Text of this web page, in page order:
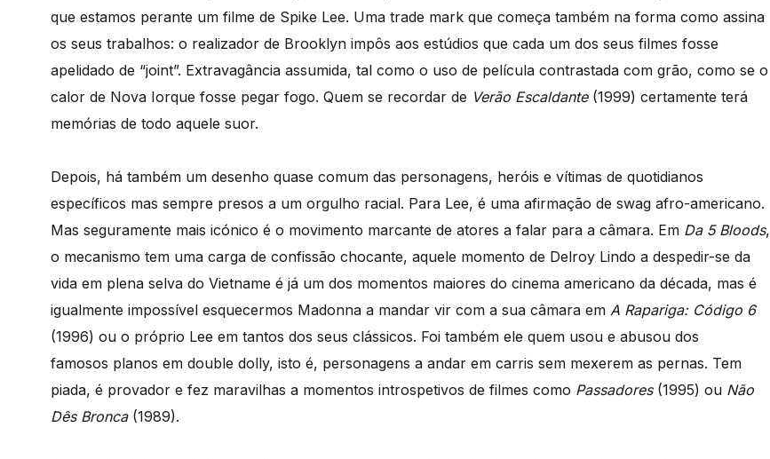
que estamos perante um filme de Spike Lee. Uma trade mark que começa também na forma como assina
os seus trabalhos: o realizador de Brooklyn impôs aos estúdios que cada um dos seus filmes fosse
apelidado de “joint”. Extravagância assumida, tal como o uso de película contrastada com grão, como se o
calor de Nova Iorque fosse pegar fogo. Quem se recordar de Verão Escaldante(1999) certamente terá
memórias de todo aquele suor.
Depois, há também um desenho quase comum das personagens, heróis e vítimas de quotidianos
específicos mas sempre presos a um orgulho racial. Para Lee, é uma afirmação de swag afro-americano.
Mas seguramente mais icónico é o movimento marcante de atores a falar para a câmara. Em Da 5 Bloods,
o mecanismo tem uma carga de confissão chocante, aquele momento de Delroy Lindo a despedir-se da
vida em plena selva do Vietname é já um dos momentos maiores do cinema americano da década, mas é
igualmente impossível esquecermos Madonna a mandar vir com a sua câmara em A Rapariga: Código 6
(1996) ou o próprio Lee em tantos dos seus clássicos. Foi também ele quem usou e abusou dos
famosos planos em double dolly, isto é, personagens a andar em carris sem mexerem as pernas. Tem
piada, é provador e fez maravilhas a momentos introspetivos de filmes como Passadores(1995) ou Não
Dês Bronca(1989).